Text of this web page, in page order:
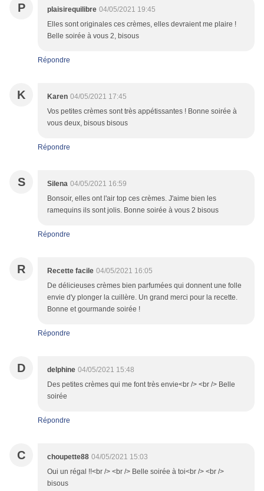
P plaisirequilibre 04/05/2021 19:45
Elles sont originales ces crèmes, elles devraient me plaire !
Belle soirée à vous 2, bisous
Répondre
K Karen 04/05/2021 17:45
Vos petites crèmes sont très appétissantes ! Bonne soirée à
vous deux, bisous bisous
Répondre
S Silena 04/05/2021 16:59
Bonsoir, elles ont l'air top ces crèmes. J'aime bien les
ramequins ils sont jolis. Bonne soirée à vous 2 bisous
Répondre
R Recette facile 04/05/2021 16:05
De délicieuses crèmes bien parfumées qui donnent une folle
envie d'y plonger la cuillère. Un grand merci pour la recette.
Bonne et gourmande soirée !
Répondre
D delphine 04/05/2021 15:48
Des petites crèmes qui me font très envie<br /> <br /> Belle
soirée
Répondre
C choupette88 04/05/2021 15:03
Oui un régal !!<br /> <br /> Belle soirée à toi<br /> <br />
bisous